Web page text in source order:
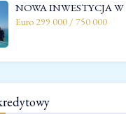
NOWA INWESTYCJA W
Euro 299 000 / 750 000